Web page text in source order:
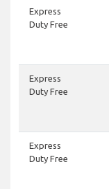
Express
Duty Free
Express
Duty Free
Express
Duty Free